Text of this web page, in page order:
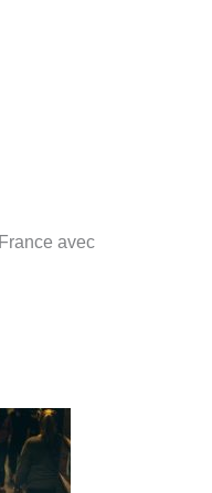
avec